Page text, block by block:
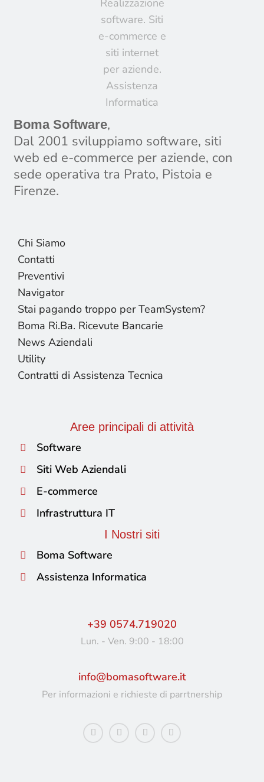
Boma Software,
Dal 2001 sviluppiamo software, siti
web ed e-commerce per aziende, con
sede operativa tra Prato, Pistoia e
Firenze.
Chi Siamo
Contatti
Preventivi
Navigator
Stai pagando troppo per TeamSystem?
Boma Ri.Ba. Ricevute Bancarie
News Aziendali
Utility
Contratti di Assistenza Tecnica
Aree principali di attività
Software
Siti Web Aziendali
E-commerce
Infrastruttura IT
I Nostri siti
Boma Software
Assistenza Informatica
+39 0574.719020
Lun. - Ven. 9:00 - 18:00
info@bomasoftware.it
Per informazioni e richieste di parrtnership